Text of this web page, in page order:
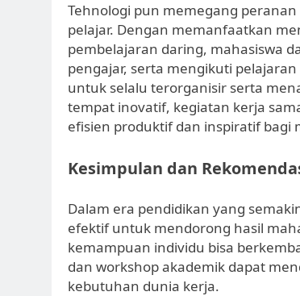
Tehnologi pun memegang
pelajar. Dengan memanfaatkan
pembelajaran daring, mahasiswa
pengajar, serta mengikuti
untuk selalu terorganisir serta
tempat inovatif, kegiatan kerja
efisien produktif dan inspiratif bagi
Kesimpulan dan
Dalam era pendidikan yang
efektif untuk mendorong hasil
kemampuan individu bisa
dan workshop akademik dapat
kebutuhan dunia kerja.